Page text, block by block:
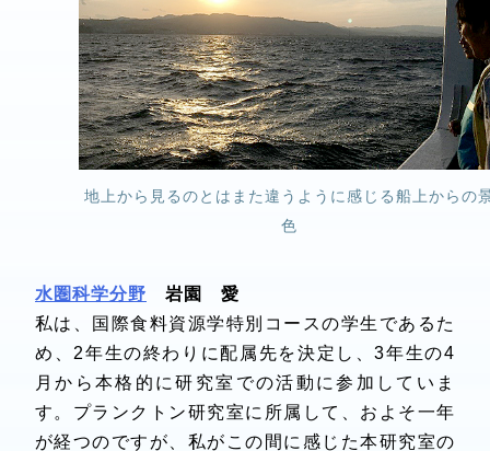
地上から見るのとはまた違うように感じる船上からの
色
水圏科学分野 岩園 愛
私は、国際食料資源学特別コースの学生であるた
め、2年生の終わりに配属先を決定し、3年生の4
月から本格的に研究室での活動に参加していま
す。プランクトン研究室に所属して、およそ一年
が経つのですが、私がこの間に感じた本研究室の